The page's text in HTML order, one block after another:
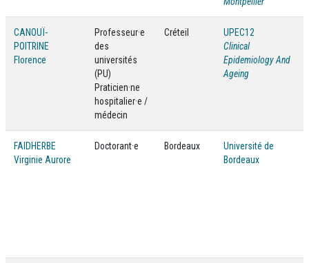
CANOUÏ-
POITRINE
Florence
Professeur·e
des
universités
(PU)
Praticien·ne
hospitalier·e /
médecin
Créteil
UPEC12
Clinical
Epidemiology And
Ageing
FAIDHERBE
Virginie Aurore
Doctorant·e Bordeaux
Université de
Bordeaux